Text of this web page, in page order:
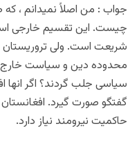
جواب : من اصلاً نمیدانم ،
چیست. این تقسیم خارجی
شریعت است. ولی تروریستان
محدوده دین و سیاست خارج
سیاسی جلب گردند؟ اگر انها
گفتگو صورت گیرد.
حاکمیت نیرومند نیاز دارد.